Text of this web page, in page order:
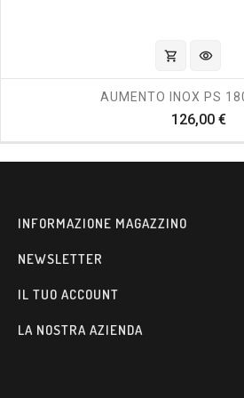
shopping_cart visibility
AUMENTO INOX PS
126,00 €
INFORMAZIONE MAGAZZINO
NEWSLETTER
IL TUO ACCOUNT
LA NOSTRA AZIENDA